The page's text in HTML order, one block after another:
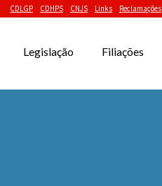
CDLGP CDHPS CNJS Links Reclamações
Legislação Filiações